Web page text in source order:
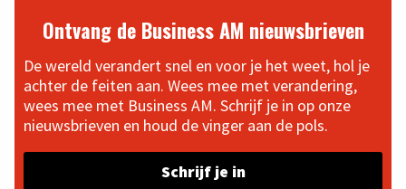
Ontvang de Business AM nieuwsbrieven
De wereld verandert snel en voor je het weet, hol je
achter de feiten aan. Wees mee met verandering,
wees mee met Business AM. Schrijf je in op onze
nieuwsbrieven en houd de vinger aan de pols.
Schrijf je in